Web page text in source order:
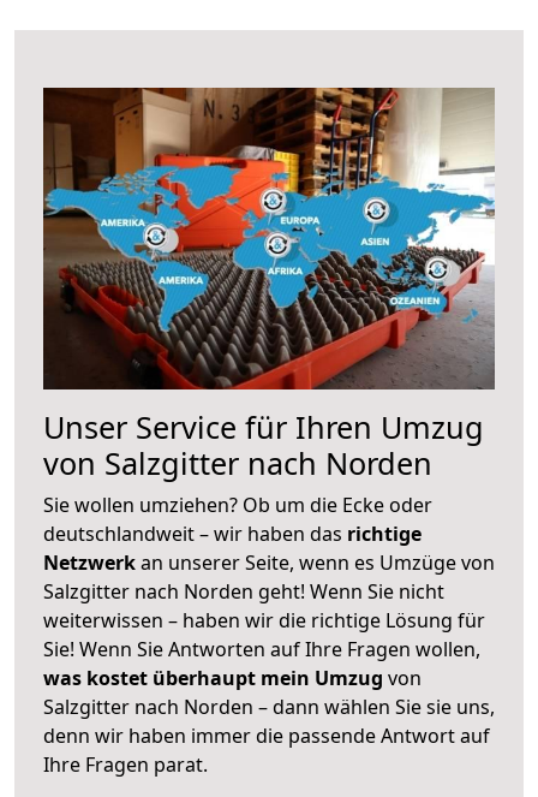
Unser Service für Ihren Umzug
von Salzgitter nach Norden
Sie wollen umziehen? Ob um die Ecke oder
deutschlandweit – wir haben das richtige
Netzwerkan unserer Seite, wenn es Umzüge von
Salzgitter nach Norden geht! Wenn Sie nicht
weiterwissen – haben wir die richtige Lösung für
Sie! Wenn Sie Antworten auf Ihre Fragen wollen,
was kostet überhaupt mein Umzug von
Salzgitter nach Norden – dann wählen Sie sie uns,
denn wir haben immer die passende Antwort auf
Ihre Fragen parat.